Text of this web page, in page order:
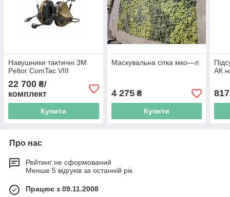
Навушники тактичні 3M
Peltor ComTac VIII
22 700 ₴/
комплект
Купити
Маскувальна сітка мко—л
4 275₴
Купити
АК
817
Про нас
Рейтинг не сформований
Менше 5 відгуків за останній рік
Працює з 09.11.2008